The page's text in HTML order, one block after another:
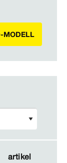
MODELL
artikel
artikel